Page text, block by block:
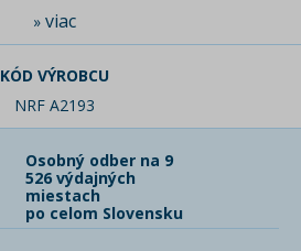
» viac
KÓD VÝROBCU
NRF A2193
Osobný odber na 9
526 výdajných
miestach
po celom Slovensku